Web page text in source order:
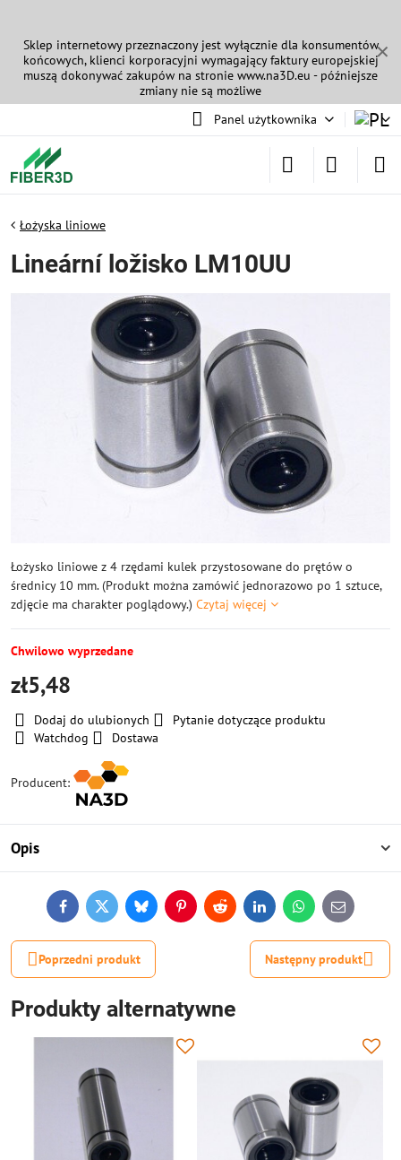
✕
Sklep internetowy przeznaczony jest wyłącznie dla konsumentów
końcowych, klienci korporacyjni wymagający faktury europejskiej
muszą dokonywać zakupów na stronie www.na3D.eu - późniejsze
zmiany nie są możliwe
Panel użytkownika
Łożyska liniowe
Lineární ložisko LM10UU
Łożysko liniowe z 4 rzędami kulek przystosowane do prętów o
średnicy 10 mm. (Produkt można zamówić jednorazowo po 1 sztuce,
zdjęcie ma charakter poglądowy.) Czytaj więcej
Chwilowo wyprzedane
zł5,48
Dodaj do ulubionych
Pytanie dotyczące produktu
Watchdog
Dostawa
Producent:
Opis
FacebookTwitterBlueskyPinterestReddit LinkedInWhatsApp
E-
mail
Poprzedni produkt Następny produkt
Produkty alternatywne